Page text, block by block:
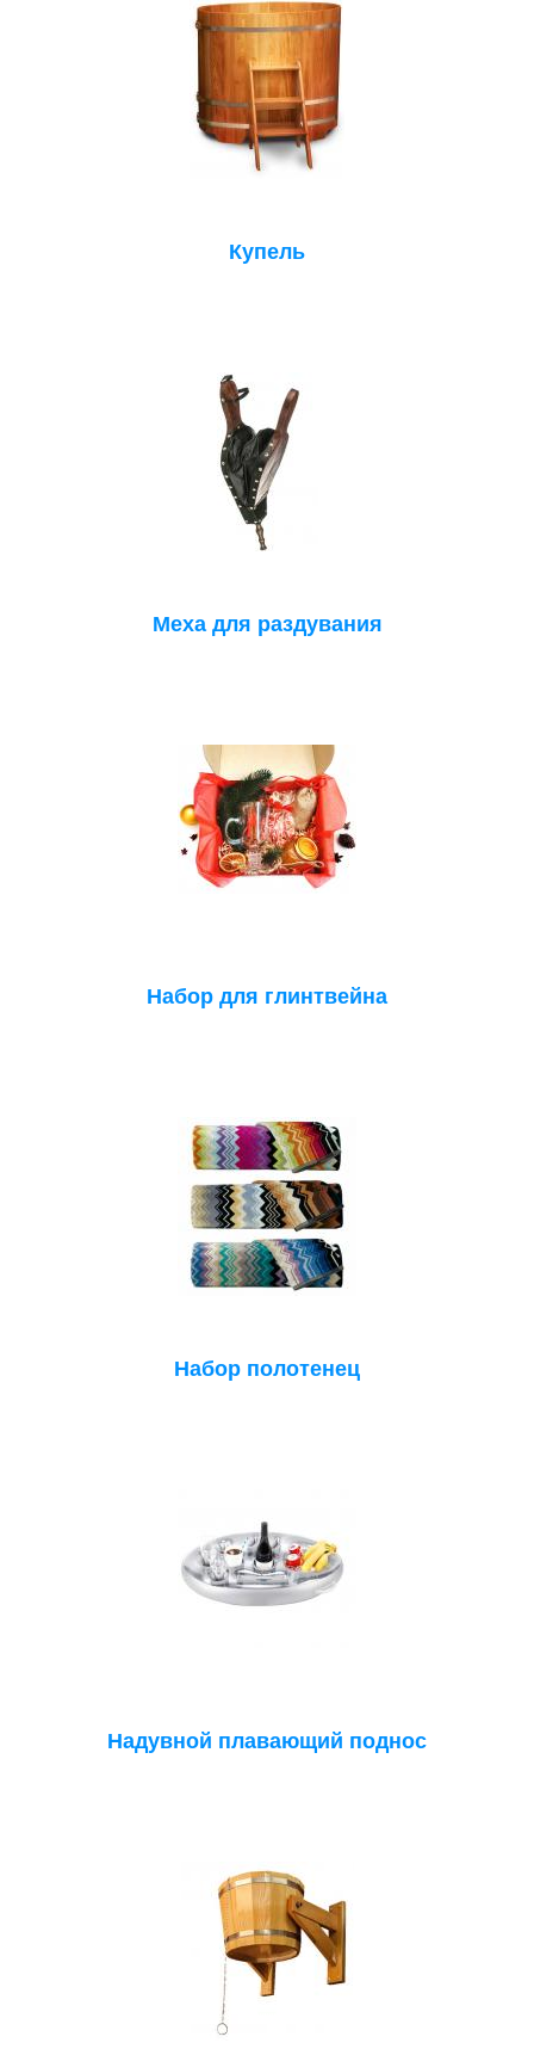
Купель
Меха для раздувания
Набор для глинтвейна
Набор полотенец
Надувной плавающий поднос